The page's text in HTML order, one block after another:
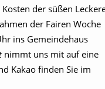
der süßen
der Fairen Woche
ins Gemeindehaus
nimmt uns mit auf eine
Kakao finden Sie im